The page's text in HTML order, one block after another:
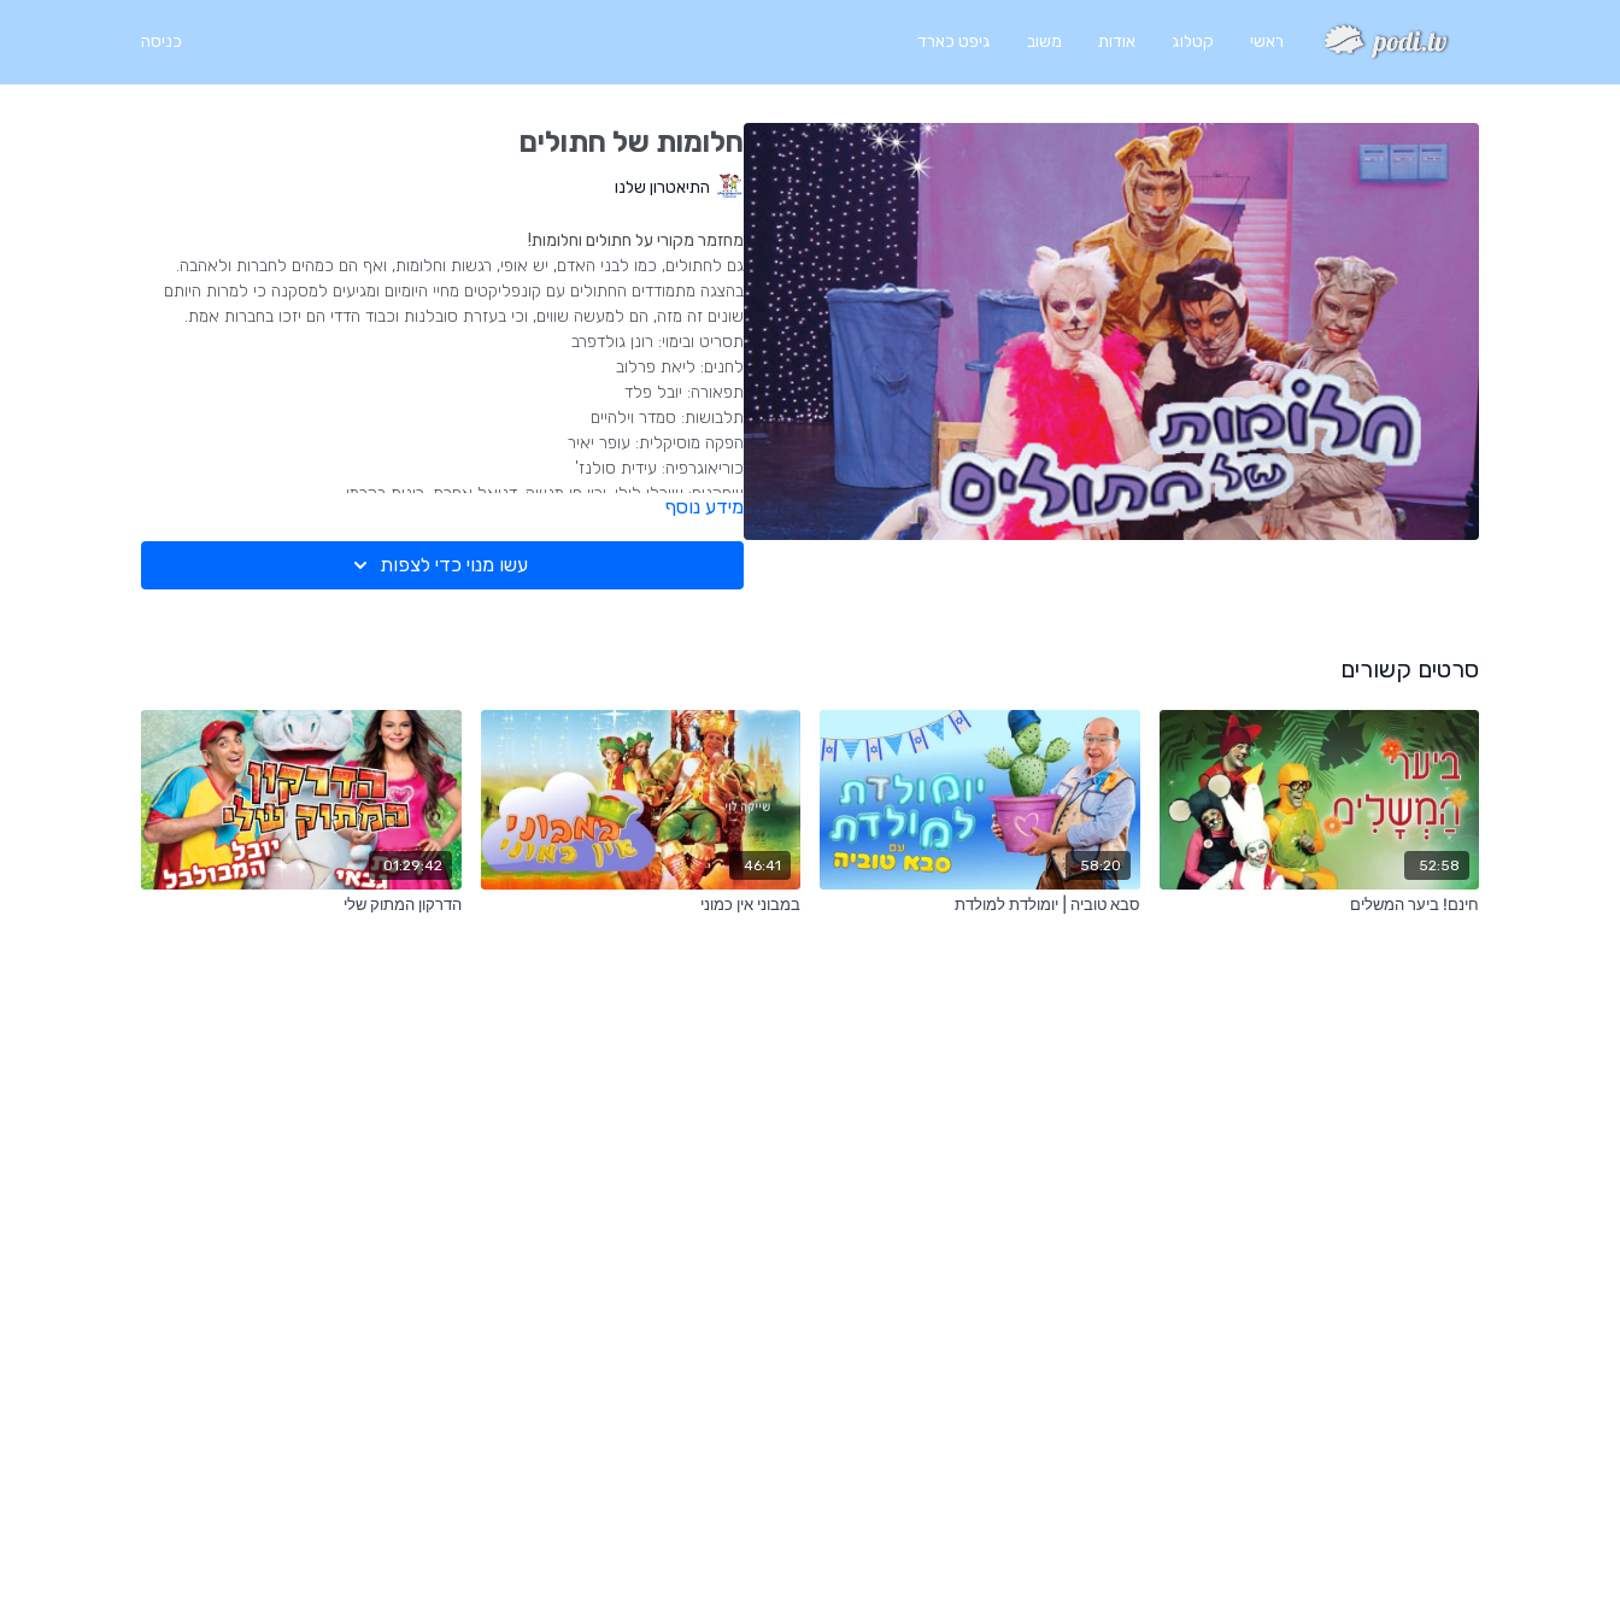
ראשי קטלוג אודות משוב גיפט כארד כניסה
חלומות של חתולים
התיאטרון שלנו
מחזמר מקורי על חתולים וחלומות!
גם לחתולים, כמו לבני האדם, יש אופי, רגשות וחלומות, ואף הם כמהים לחברות ולאהבה.
בהצגה מתמודדים החתולים עם קונפליקטים מחיי היומיום ומגיעים למסקנה כי למרות היותם
שונים זה מזה, הם למעשה שווים, וכי בעזרת סובלנות וכבוד הדדי הם יזכו בחברות אמת.
תסריט ובימוי: רונן גולדפרב
לחנים: ליאת פרלוב
תפאורה: יובל פלד
תלבושות: סמדר וילהיים
הפקה מוסיקלית: עופר יאיר
כוריאוגרפיה: עידית סולנז'
שחקנים: שירלי לילו, ירון חי מנשה, דניאל אפרת, רונית בקרמן
רקדנים: עידית סולנג', אנוש אברהם, תומר שרעבי, ניצן נאור, ליה פלד
מידע נוסף
עשו מנוי כדי לצפות
סרטים קשורים
52:58
חינם! ביער המשלים
58:20
סבא טוביה | יומולדת למולדת
46:41
במבוני אין כמוני
01:29:42
הדרקון המתוק שלי